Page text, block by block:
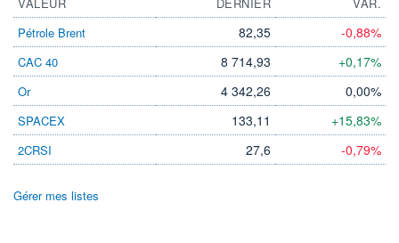
Pétrole Brent
82,35 -0,88%
CAC 40 8 714,93 +0,17%
Or 4 342,26 0,00%
SPACEX 133,11 +15,83%
2CRSI 27,6 -0,79%
Gérer mes listes